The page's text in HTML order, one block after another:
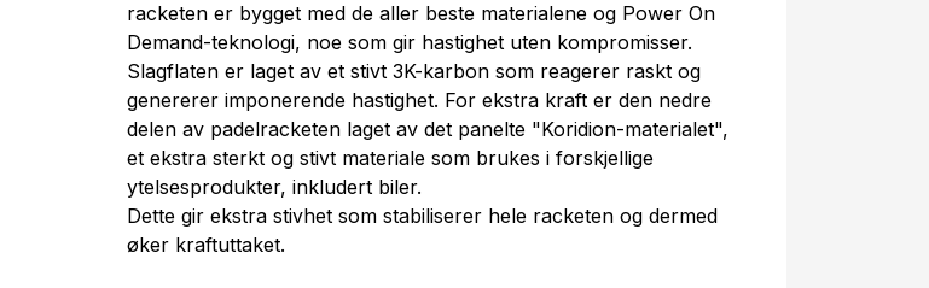
racketen er bygget med de aller beste materialene og Power On
Demand-teknologi, noe som gir hastighet uten kompromisser.
Slagflaten er laget av et stivt 3K-karbon som reagerer raskt og
genererer imponerende hastighet. For ekstra kraft er den nedre
delen av padelracketen laget av det panelte "Koridion-materialet",
et ekstra sterkt og stivt materiale som brukes i forskjellige
ytelsesprodukter, inkludert biler.
Dette gir ekstra stivhet som stabiliserer hele racketen og dermed
øker kraftuttaket.